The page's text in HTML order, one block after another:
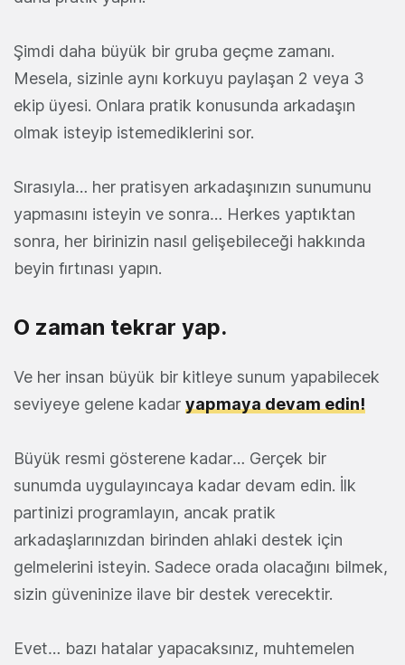
Şimdi daha büyük bir gruba geçme zamanı.
Mesela, sizinle aynı korkuyu paylaşan 2 veya 3
ekip üyesi. Onlara pratik konusunda arkadaşın
olmak isteyip istemediklerini sor.
Sırasıyla… her pratisyen arkadaşınızın sunumunu
yapmasını isteyin ve sonra… Herkes yaptıktan
sonra, her birinizin nasıl gelişebileceği hakkında
beyin fırtınası yapın.
O zaman tekrar yap.
Ve her insan büyük bir kitleye sunum yapabilecek
seviyeye gelene kadar yapmaya devam edin!
Büyük resmi gösterene kadar… Gerçek bir
sunumda uygulayıncaya kadar devam edin. İlk
partinizi programlayın, ancak pratik
arkadaşlarınızdan birinden ahlaki destek için
gelmelerini isteyin. Sadece orada olacağını bilmek,
sizin güveninize ilave bir destek verecektir.
Evet… bazı hatalar yapacaksınız, muhtemelen